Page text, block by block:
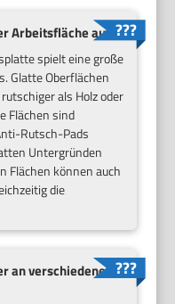
Arbeitsfläche aus?
spielt eine große
Glatte Oberflächen
als Holz oder
Flächen sind
Rutsch-Pads
Untergründen
Flächen können auch
die
an verschiedenen